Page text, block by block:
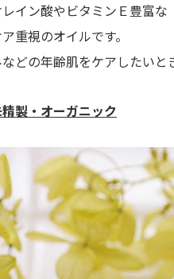
イン酸やビタミンＥ豊富な
重視のオイルです。
どの年齢肌をケアしたいと
製・オーガニック